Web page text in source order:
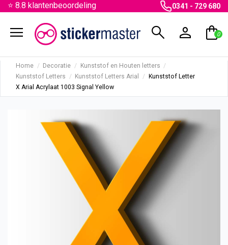
⭐ 8.8 klantenbeoordeling 0341 - 729 680
menu search person shopping_bag
0
Home Decoratie
Kunststof en Houten letters
Kunststof Letters
Kunststof Letters Arial
Kunststof Letter
X Arial Acrylaat 1003 Signal Yellow